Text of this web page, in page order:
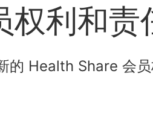
权利和责
的 Health Share 会